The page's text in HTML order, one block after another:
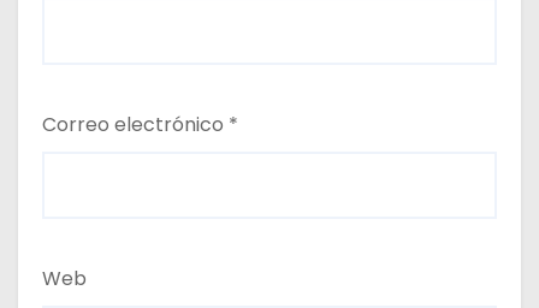
Correo electrónico *
Web